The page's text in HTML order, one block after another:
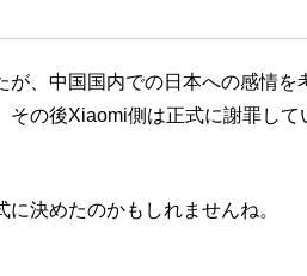
、中国国内での日本への感情を
その後Xiaomi側は正式に謝罪して
決めたのかもしれませんね。